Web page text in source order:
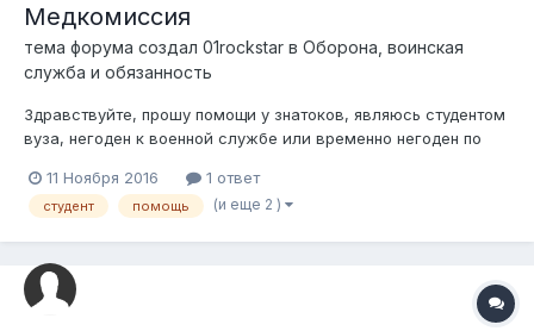
Медкомиссия
тема форума создал 01rockstar в Оборона, воинская
служба и обязанность
Здравствуйте, прошу помощи у знатоков, являюсь студентом
вуза, негоден к военной службе или временно негоден по
проходить медкомиссию, даже если являюсь студентом. В
этом году не явился по причине того что 4 курс, диплом,
11 Ноября 2016 1 ответ
студент помощь (и еще 2 )